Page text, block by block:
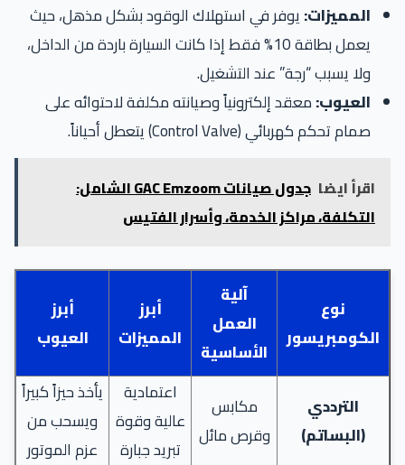
المميزات:يوفر في استهلاك الوقود بشكل مذهل، حيث
يعمل بطاقة 10% فقط إذا كانت السيارة باردة من الداخل،
ولا يسبب “رجة” عند التشغيل.
العيوب:معقد إلكترونياً وصيانته مكلفة لاحتوائه على
صمام تحكم كهربائي (Control Valve) يتعطل أحياناً.
اقرأ ايضا
جدول صيانات GAC Emzoom الشامل:
التكلفة، مراكز الخدمة، وأسرار الفتيس
نوع
الكومبريسور
آلية
العمل
الأساسية
أبرز
المميزات
أبرز
العيوب
الترددي
(البساتم)
مكابس
وقرص مائل
اعتمادية
عالية وقوة
تبريد جبارة
يأخذ حيزاً كبيراً
ويسحب من
عزم الموتور